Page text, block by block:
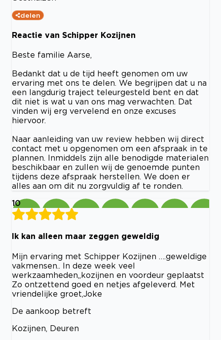
delen
Reactie van Schipper Kozijnen
Beste familie Aarse,
Bedankt dat u de tijd heeft genomen om uw
ervaring met ons te delen. We begrijpen dat u na
een langdurig traject teleurgesteld bent en dat
dit niet is wat u van ons mag verwachten. Dat
vinden wij erg vervelend en onze excuses
hiervoor.
Naar aanleiding van uw review hebben wij direct
contact met u opgenomen om een afspraak in te
plannen. Inmiddels zijn alle benodigde materialen
beschikbaar en zullen wij de genoemde punten
tijdens deze afspraak herstellen. We doen er
alles aan om dit nu zorgvuldig af te ronden.
10
Ik kan alleen maar zeggen geweldig
Mijn ervaring met Schipper Kozijnen ….geweldige
vakmensen.. In deze week veel
werkzaamheden,,kozijnen en voordeur geplaatst
Zo ontzettend goed en netjes afgeleverd. Met
vriendelijke groet,Joke
De aankoop betreft
Kozijnen, Deuren